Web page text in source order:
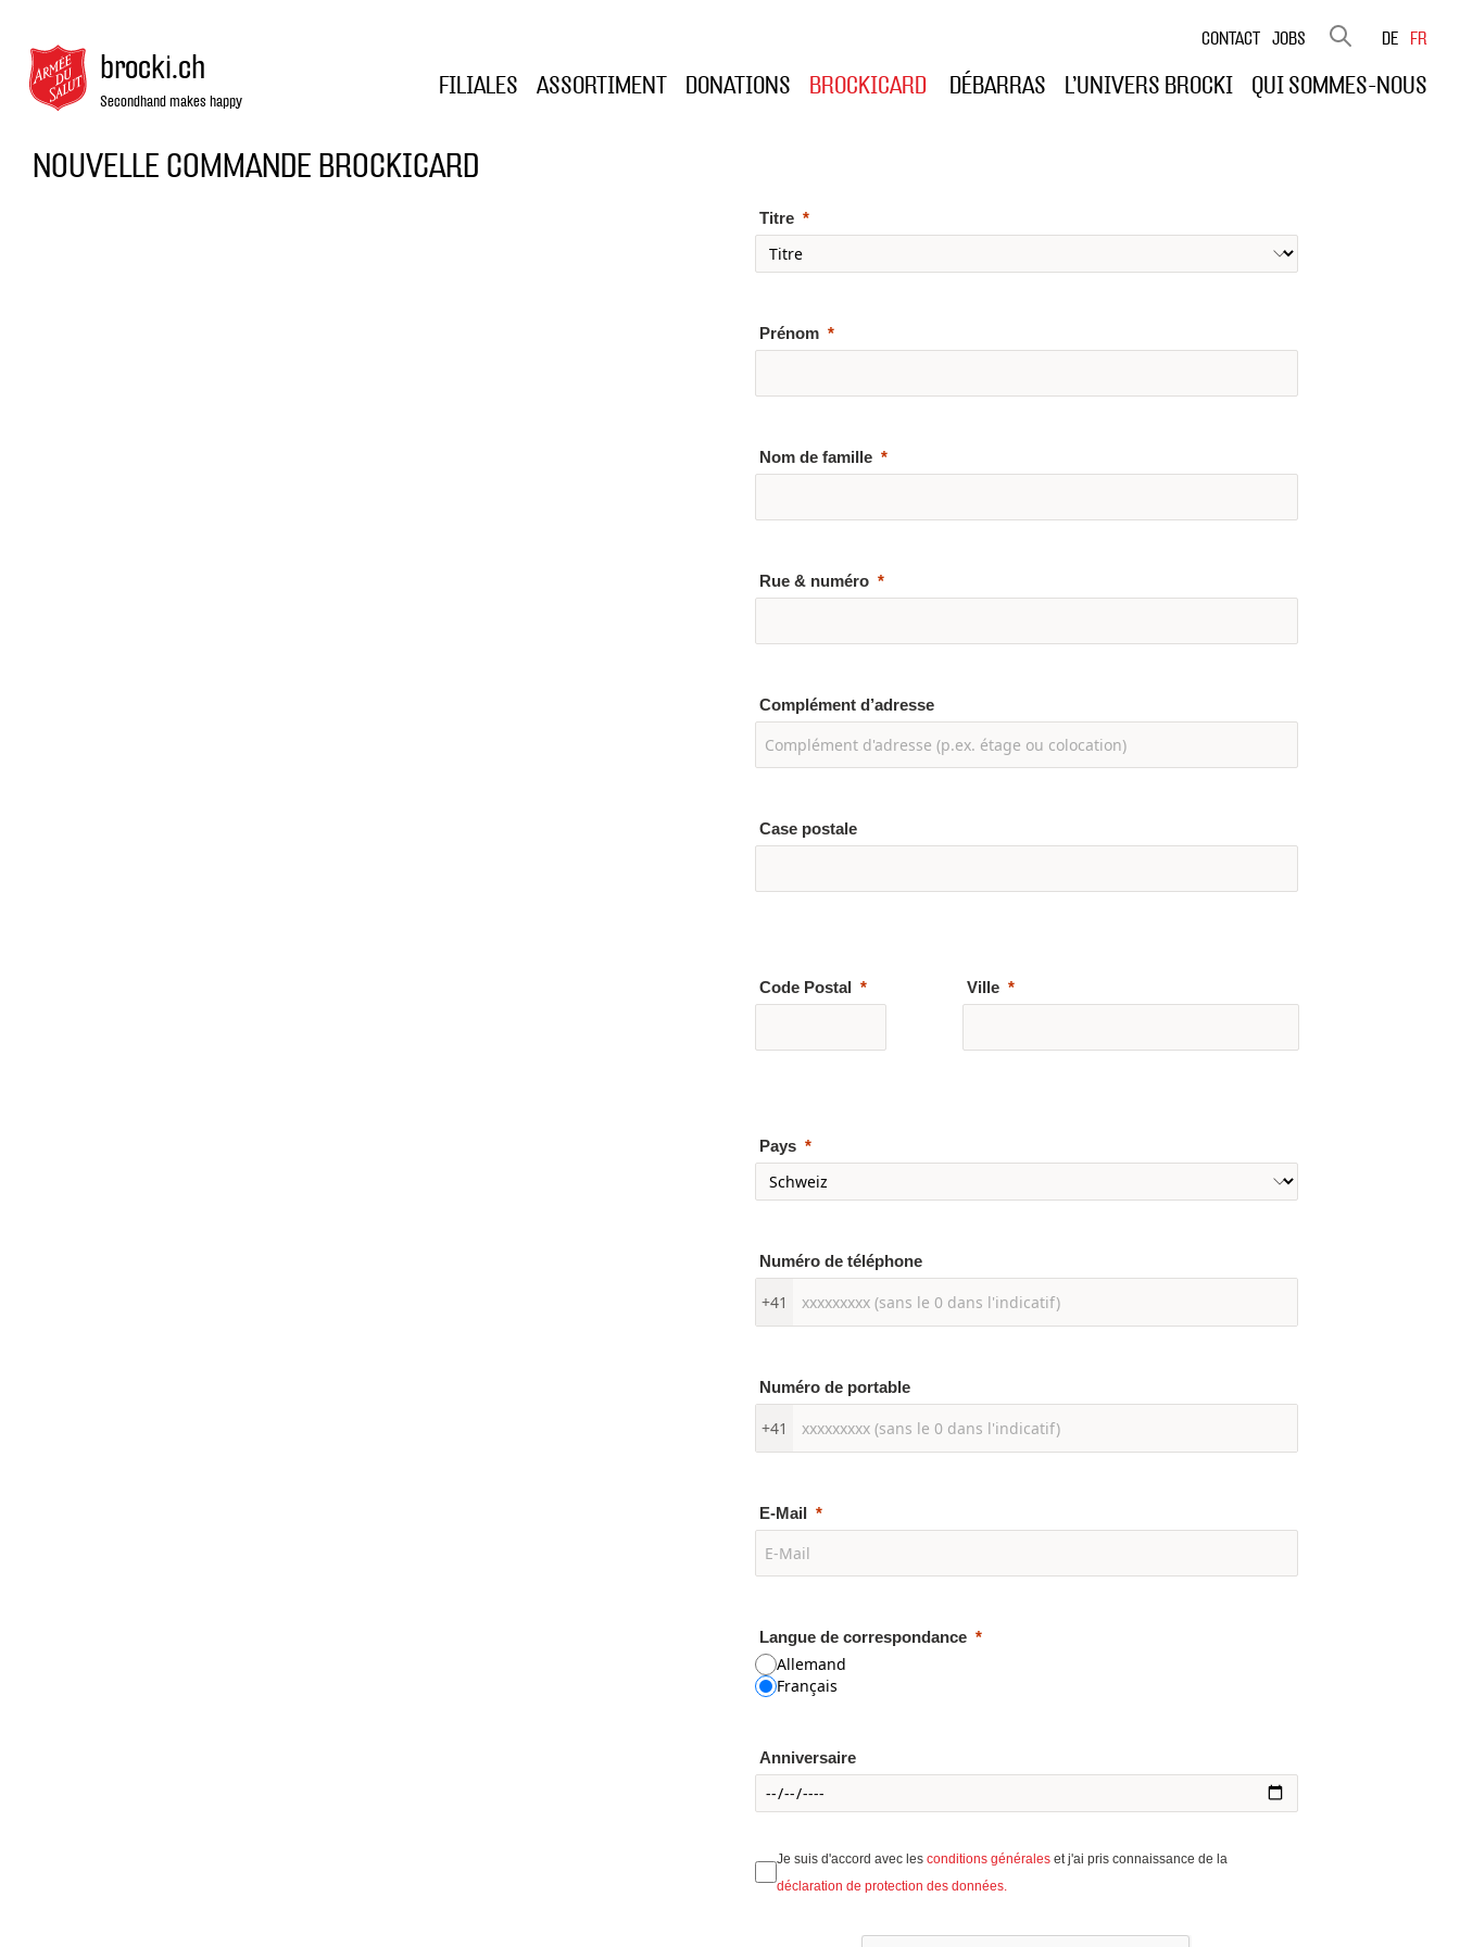
brocki.ch
Secondhand makes happy
FILIALES ASSORTIMENT DONATIONS BROCKICARD DÉBARRAS L’UNIVERS BROCKI QUI SOMMES-NOUS
CONTACT JOBS
Rechercher :
DE
FR
NOUVELLE COMMANDE BROCKICARD
Titre
Prénom
Nom de famille
Rue & numéro
Complément d’adresse
Case postale
Code Postal Ville
Pays
Numéro de téléphone
+41
Numéro de portable
+41
E-Mail
Langue de correspondance
Allemand
Français
Anniversaire
Je suis d'accord avec lesconditions générales et j'ai pris connaissance de la
déclaration de protection des données.